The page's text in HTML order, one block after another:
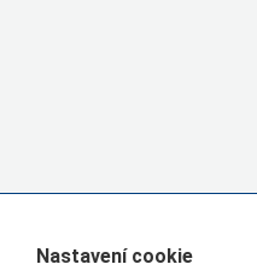
Nastavení cookie